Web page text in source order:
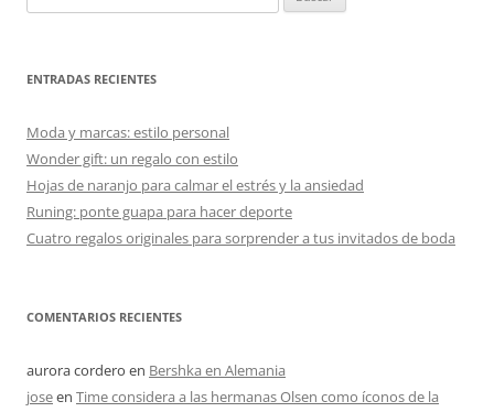
ENTRADAS RECIENTES
Moda y marcas: estilo personal
Wonder gift: un regalo con estilo
Hojas de naranjo para calmar el estrés y la ansiedad
Runing: ponte guapa para hacer deporte
Cuatro regalos originales para sorprender a tus invitados de boda
COMENTARIOS RECIENTES
aurora cordero en Bershka en Alemania
joseen Time considera a las hermanas Olsen como íconos de la